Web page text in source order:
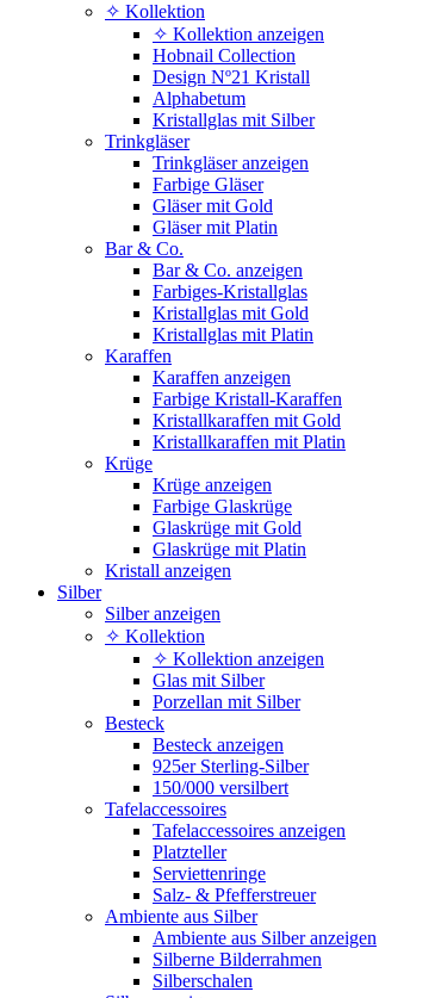
✧ Kollektion
✧ Kollektion anzeigen
Hobnail Collection
Design Nº21 Kristall
Alphabetum
Kristallglas mit Silber
Trinkgläser
Trinkgläser anzeigen
Farbige Gläser
Gläser mit Gold
Gläser mit Platin
Bar & Co.
Bar & Co. anzeigen
Farbiges-Kristallglas
Kristallglas mit Gold
Kristallglas mit Platin
Karaffen
Karaffen anzeigen
Farbige Kristall-Karaffen
Kristallkaraffen mit Gold
Kristallkaraffen mit Platin
Krüge
Krüge anzeigen
Farbige Glaskrüge
Glaskrüge mit Gold
Glaskrüge mit Platin
Kristall anzeigen
Silber
Silber anzeigen
✧ Kollektion
✧ Kollektion anzeigen
Glas mit Silber
Porzellan mit Silber
Besteck
Besteck anzeigen
925er Sterling-Silber
150/000 versilbert
Tafelaccessoires
Tafelaccessoires anzeigen
Platzteller
Serviettenringe
Salz- & Pfefferstreuer
Ambiente aus Silber
Ambiente aus Silber anzeigen
Silberne Bilderrahmen
Silberschalen